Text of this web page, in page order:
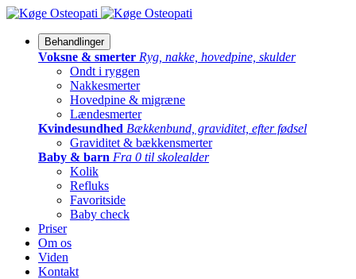
Behandlinger
Voksne & smerter Ryg, nakke, hovedpine, skulder
Ondt i ryggen
Nakkesmerter
Hovedpine & migræne
Lændesmerter
Kvindesundhed Bækkenbund, graviditet, efter fødsel
Graviditet & bækkensmerter
Baby & barn Fra 0 til skolealder
Kolik
Refluks
Favoritside
Baby check
Priser
Om os
Viden
Kontakt